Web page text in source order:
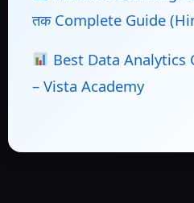
तक Complete Guide
Best Data Analytics
– Vista Academy